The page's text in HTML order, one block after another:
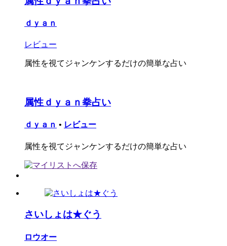
ｄｙａｎ
レビュー
属性を視てジャンケンするだけの簡単な占い
属性ｄｙａｎ拳占い
ｄｙａｎ • レビュー
属性を視てジャンケンするだけの簡単な占い
さいしょは★ぐう
ロウオー